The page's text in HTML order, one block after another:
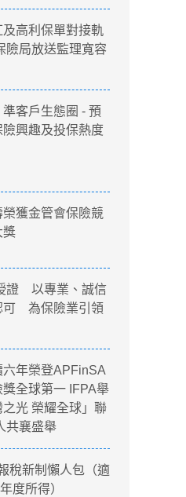
及高利保單對接軌
險局放送監理寬容
客戶生態圈 - 預
險興趣及投保熱度
獲金管會保險競
獎
證 以專業、誠信
可 為保險業引領
六年榮登APFinSA
獎全球第一 IFPA舉
光 榮耀全球」聯
共襄盛舉
稅新制懶人包（適
度所得）